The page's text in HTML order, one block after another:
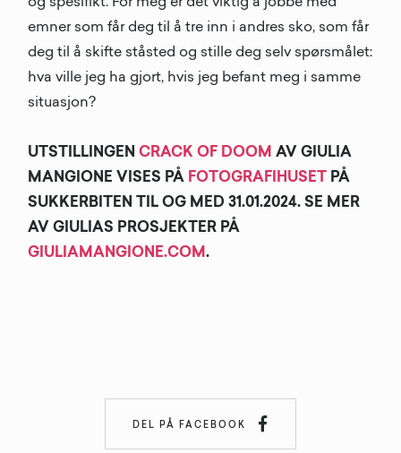
emner som får deg til å tre inn i andres sko, som får
deg til å skifte ståsted og stille deg selv spørsmålet:
hva ville jeg ha gjort, hvis jeg befant meg i samme
situasjon?
UTSTILLINGENCRACK OF DOOM AV GIULIA
MANGIONE VISES PÅ FOTOGRAFIHUSET
PÅ
SUKKERBITEN TIL OG MED 31.01.2024. SE MER
AV GIULIAS PROSJEKTER PÅ
GIULIAMANGIONE.COM.
DEL PÅ FACEBOOK 